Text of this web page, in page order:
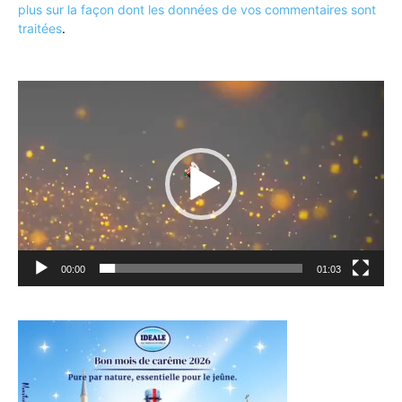
plus sur la façon dont les données de vos commentaires sont
traitées.
00:00 01:03